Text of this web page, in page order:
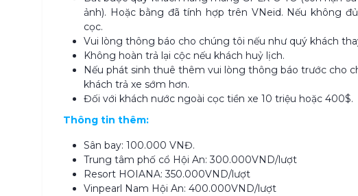
ảnh). Hoặc bằng đã tính hợp trên VNeid. Nếu không
cọc.
Vui lòng thông báo cho chúng tôi nếu như quý khách
Không hoàn trả lại cộc nếu khách huỷ lịch.
Nếu phát sinh thuê thêm vui lòng thông báo trước cho
khách trả xe sớm hơn.
Đối với khách nước ngoài cọc tiền xe 10 triệu hoặc 400$.
Thông tin thêm:
Sân bay: 100.000 VNĐ.
Trung tâm phố cổ Hội An: 300.000VND/lượt
Resort HOIANA: 350.000VND/lượt
Vinpearl Nam Hội An: 400.000VND/lượt